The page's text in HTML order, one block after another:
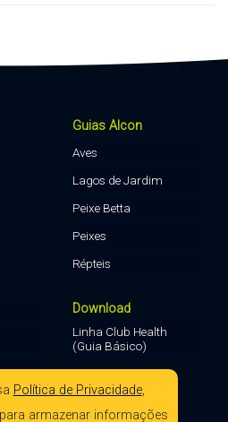
Política de Privacidade,
armazenar informações
Guias Alcon
Aves
Lagos de Jardim
Peixe Betta
Peixes
Répteis
Download
Linha Club Health
(Guia Básico)